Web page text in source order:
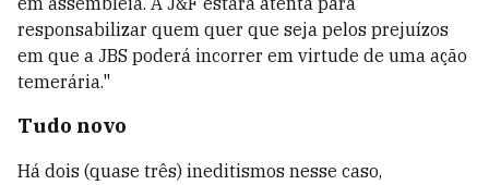
responsabilizar quem quer que seja pelos prejuízos
em que a JBS poderá incorrer em virtude de uma ação
temerária."
Tudo novo
Há dois (quase três) ineditismos nesse caso,